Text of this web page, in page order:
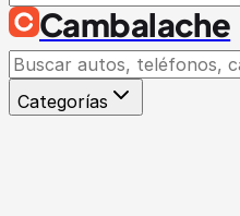
Cambalache
Categorías